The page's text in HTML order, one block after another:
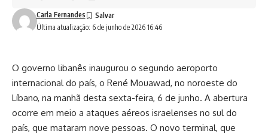
Última atualização: 6 de junho de 2026 16:46
Carla Fernandes
O governo libanês inaugurou o segundo aeroporto
internacional do país, o René Mouawad, no noroeste do
Líbano, na manhã desta sexta-feira, 6 de junho. A abertura
ocorre em meio a ataques aéreos israelenses no sul do
país, que mataram nove pessoas. O novo terminal, que